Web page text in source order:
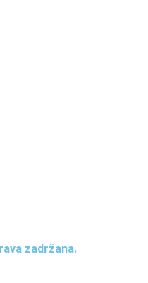
zadržana.